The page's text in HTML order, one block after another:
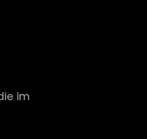
im